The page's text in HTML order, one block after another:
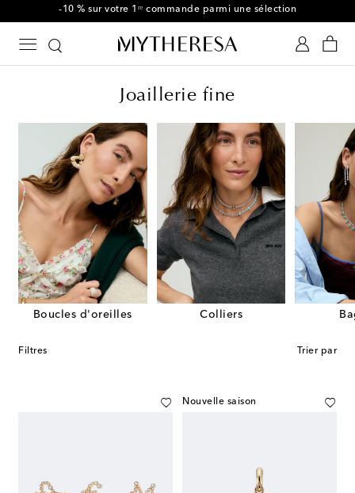
-10 % sur votre 1ʳᵉ commande parmi une sélection
Joaillerie fine
Boucles d'oreilles Colliers
Filtres Trier par
Nouvelle saison